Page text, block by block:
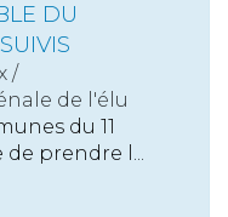
DU
/
de l'élu
du 11
de prendre l...